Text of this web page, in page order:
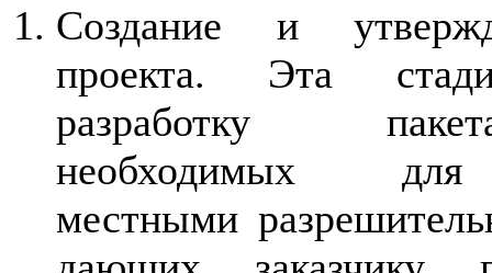
Создание и
проекта. Эта
разработку
необходимых для
местными